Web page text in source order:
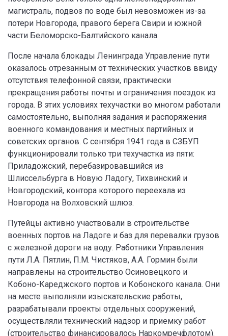
магистраль, подвоз по воде был невозможен из-за
потери Новгорода, правого берега Свири и южной
части Беломорско-Балтийского канала.
После начала блокады Ленинграда Управление пути
оказалось отрезанным от технических участков ввиду
отсутствия телефонной связи, практически
прекращения работы почты и ограничения поездок из
города. В этих условиях техучастки во многом работали
самостоятельно, выполняя задания и распоряжения
военного командования и местных партийных и
советских органов. С сентября 1941 года в СЗБУП
функционировали только три техучастка из пяти:
Приладожский, перебазировавшийся из
Шлиссельбурга в Новую Ладогу, Тихвинский и
Новгородский, контора которого переехала из
Новгорода на Волховский шлюз.
Путейцы активно участвовали в строительстве
военных портов на Ладоге и баз для перевалки грузов
с железной дороги на воду. Работники Управления
пути Л.А. Пятлин, П.М. Чистяков, А.А. Гормин были
направлены на строительство Осиновецкого и
Кобоно-Кареджского портов и Кобонского канала. Они
на месте выполняли изыскательские работы,
разрабатывали проекты отдельных сооружений,
осуществляли технический надзор и приемку работ
(строительство финансировалось Наркомречфлотом).